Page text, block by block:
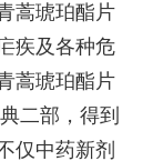
蒿琥珀酯片
疾及各种危
蒿琥珀酯片
二部，得到
仅中药新剂